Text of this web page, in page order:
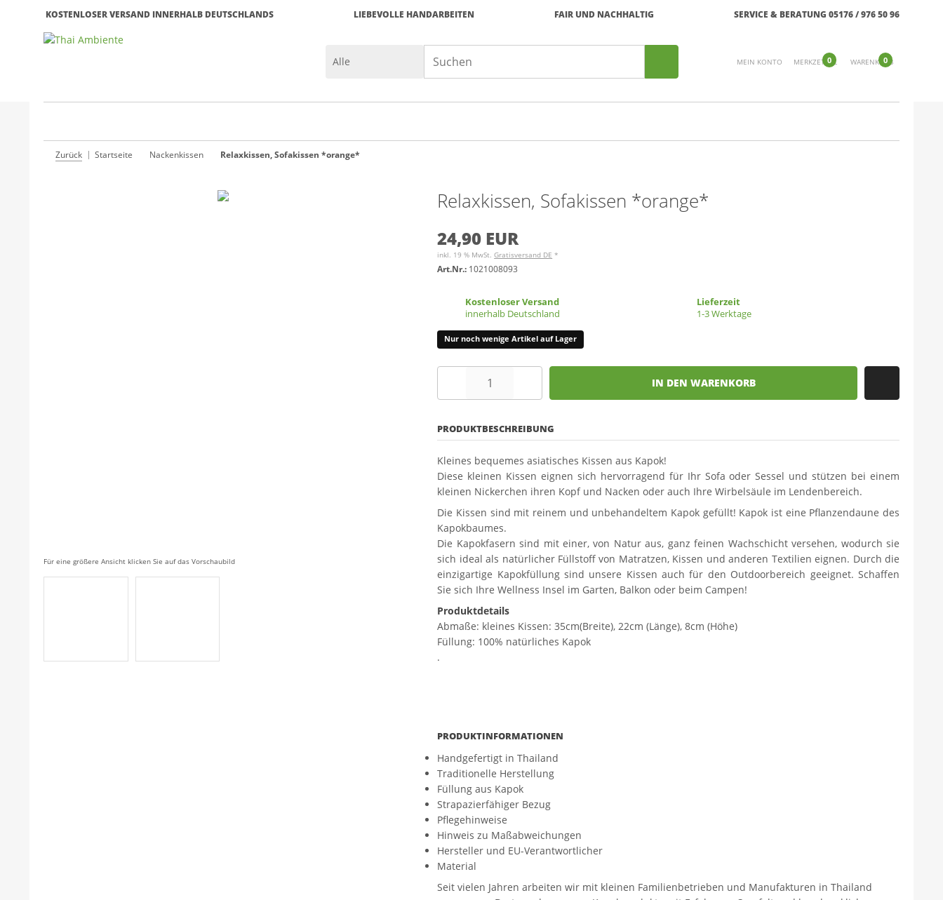
KOSTENLOSER VERSAND INNERHALB DEUTSCHLANDS LIEBEVOLLE HANDARBEITEN FAIR UND NACHHALTIG SERVICE & BERATUNG 05176 / 976 50 96
MEIN KONTO 0
MERKZETTEL 0
WARENKORB
Zurück Startseite Nackenkissen Relaxkissen, Sofakissen *orange*
Für eine größere Ansicht klicken Sie auf das Vorschaubild
Relaxkissen, Sofakissen *orange*
24,90 EUR
inkl. 19 % MwSt.Gratisversand DE *
Art.Nr.: 1021008093
Kostenloser Versand
innerhalb Deutschland
Lieferzeit
1-3 Werktage
Nur noch wenige Artikel auf Lager
IN DEN WARENKORB
PRODUKTBESCHREIBUNG
Kleines bequemes asiatisches Kissen aus Kapok!
Diese kleinen Kissen eignen sich hervorragend für Ihr Sofa oder Sessel und stützen bei einem
kleinen Nickerchen ihren Kopf und Nacken oder auch Ihre Wirbelsäule im Lendenbereich.
Die Kissen sind mit reinem und unbehandeltem Kapok gefüllt! Kapok ist eine Pflanzendaune des
Kapokbaumes.
Die Kapokfasern sind mit einer, von Natur aus, ganz feinen Wachschicht versehen, wodurch sie
sich ideal als natürlicher Füllstoff von Matratzen, Kissen und anderen Textilien eignen. Durch die
einzigartige Kapokfüllung sind unsere Kissen auch für den Outdoorbereich geeignet. Schaffen
Sie sich Ihre Wellness Insel im Garten, Balkon oder beim Campen!
Produktdetails
Abmaße: kleines Kissen: 35cm(Breite), 22cm (Länge), 8cm (Höhe)
Füllung: 100% natürliches Kapok
.
PRODUKTINFORMATIONEN
Handgefertigt in Thailand
Traditionelle Herstellung
Füllung aus Kapok
Strapazierfähiger Bezug
Pflegehinweise
Hinweis zu Maßabweichungen
Hersteller und EU-Verantwortlicher
Material
Seit vielen Jahren arbeiten wir mit kleinen Familienbetrieben und Manufakturen in Thailand